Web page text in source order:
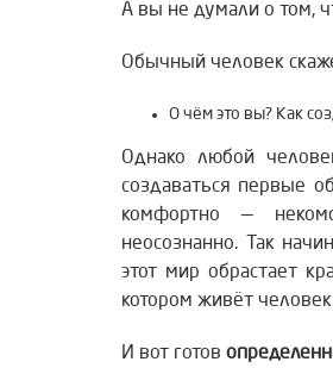
А вы не думали о том,
Обычный человек
О чём это вы? Как
Однако любой
создаваться первые
комфортно —
неосознанно.
Так
этот мир обрастает
котором живёт
И вот готов